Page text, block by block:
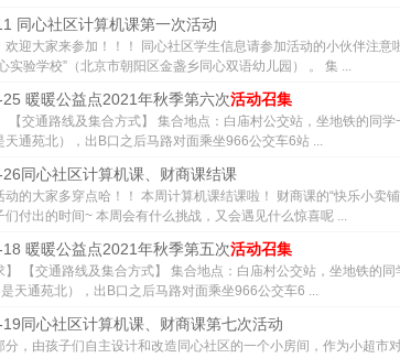
同心社区计算机课第一次活动
迎大家来参加！！！ 同心社区学生信息请参加活动的小伙伴注意
实验学校”（北京市朝阳区金盏乡同心双语幼儿园） 。 集 ...
暖暖公益点2021年秋季第六次活动召集
【交通路线及集合方式】 集合地点：白庙村公交站，坐地铁的同学
天通苑北），出B口之后马路对面乘坐966公交车6站 ...
同心社区计算机课、财商课结课
的大家多穿点哈！！ 本周计算机课结课啦！ 财商课的“快乐小卖
付出的时间~ 本周会有什么挑战，又会遇见什么惊喜呢 ...
暖暖公益点2021年秋季第五次活动召集
】 【交通路线及集合方式】 集合地点：白庙村公交站，坐地铁的
天通苑北），出B口之后马路对面乘坐966公交车6 ...
同心社区计算机课、财商课第七次活动
，由孩子们自主设计和改造同心社区的一个小房间，作为小超市